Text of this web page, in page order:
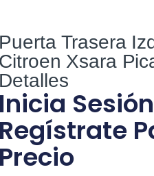
Puerta Trasera
Citroen Xsara
Detalles
Inicia
Regístrate
Precio